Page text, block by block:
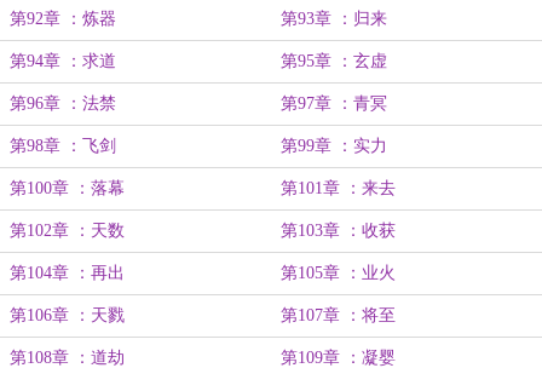
第92章 ：炼器 第93章 ：归来
第94章 ：求道 第95章 ：玄虚
第96章 ：法禁 第97章 ：青冥
第98章 ：飞剑 第99章 ：实力
第100章 ：落幕 第101章 ：来去
第102章 ：天数 第103章 ：收获
第104章 ：再出 第105章 ：业火
第106章 ：天戮 第107章 ：将至
第108章 ：道劫 第109章 ：凝婴